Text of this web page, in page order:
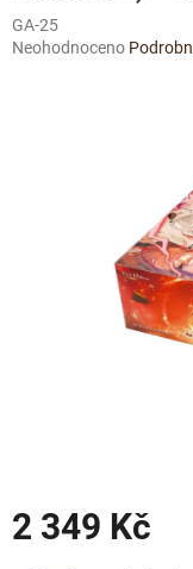
GA-25
Průměrné
Neohodnoceno
2 349 Kč